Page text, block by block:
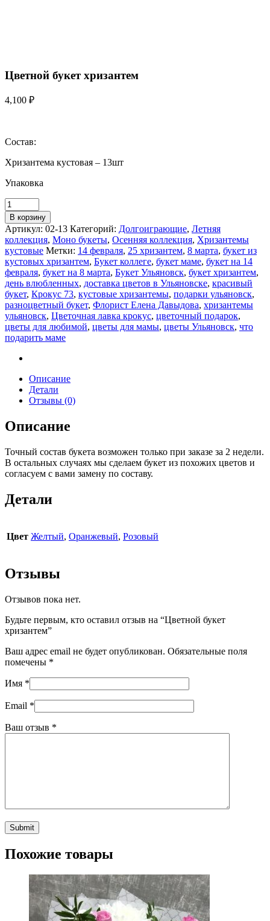
Цветной букет хризантем
4,100 ₽
Состав:
Хризантема кустовая – 13шт
Упаковка
В корзину
Артикул: 02-13 Категорий: Долгоиграющие, Летняя
коллекция, Моно букеты, Осенняя коллекция, Хризантемы
кустовые Метки: 14 февраля, 25 хризантем, 8 марта, букет из
кустовых хризантем, Букет коллеге, букет маме, букет на 14
февраля, букет на 8 марта, Букет Ульяновск, букет хризантем,
день влюбленных, доставка цветов в Ульяновске, красивый
букет, Крокус 73, кустовые хризантемы, подарки ульяновск,
разноцветный букет, Флорист Елена Давыдова, хризантемы
ульяновск, Цветочная лавка крокус, цветочный подарок,
цветы для любимой, цветы для мамы, цветы Ульяновск, что
подарить маме
Описание
Детали
Отзывы (0)
Описание
Точный состав букета возможен только при заказе за 2 недели.
В остальных случаях мы сделаем букет из похожих цветов и
согласуем с вами замену по составу.
Детали
Цвет Желтый, Оранжевый, Розовый
Отзывы
Отзывов пока нет.
Будьте первым, кто оставил отзыв на “Цветной букет
хризантем”
Ваш адрес email не будет опубликован. Обязательные поля
помечены *
Имя *
Email *
Ваш отзыв *
Похожие товары